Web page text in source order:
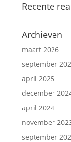
Recente
Archieven
maart 2026
september
april 2025
december
april 2024
november
september